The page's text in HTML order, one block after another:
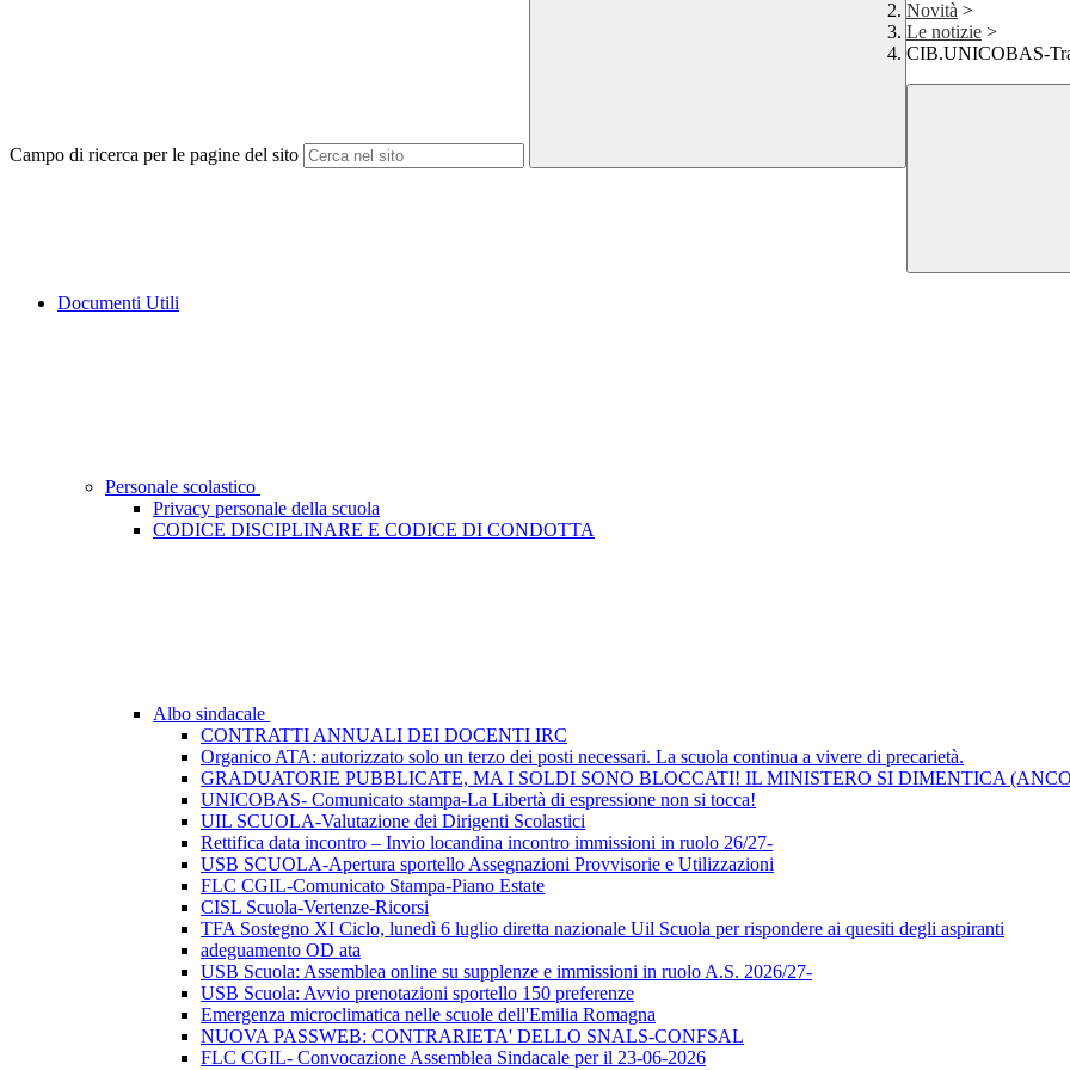
Campo di ricerca per le pagine del sito
Novità >
Le notizie >
CIB.UNICOBAS-
Documenti Utili
Personale scolastico
Privacy personale della scuola
CODICE DISCIPLINARE E CODICE DI CONDOTTA
Albo sindacale
CONTRATTI ANNUALI DEI DOCENTI IRC
Organico ATA: autorizzato solo un terzo dei posti necessari. La scuola continua a vivere di precarietà.
GRADUATORIE PUBBLICATE, MA I SOLDI SONO BLOCCATI! IL MINISTERO SI DIMENTICA
UNICOBAS- Comunicato stampa-La Libertà di espressione non si tocca!
UIL SCUOLA-Valutazione dei Dirigenti Scolastici
Rettifica data incontro – Invio locandina incontro immissioni in ruolo 26/27-
USB SCUOLA-Apertura sportello Assegnazioni Provvisorie e Utilizzazioni
FLC CGIL-Comunicato Stampa-Piano Estate
CISL Scuola-Vertenze-Ricorsi
TFA Sostegno XI Ciclo, lunedì 6 luglio diretta nazionale Uil Scuola per rispondere ai quesiti degli aspiranti
adeguamento OD ata
USB Scuola: Assemblea online su supplenze e immissioni in ruolo A.S. 2026/27-
USB Scuola: Avvio prenotazioni sportello 150 preferenze
Emergenza microclimatica nelle scuole dell'Emilia Romagna
NUOVA PASSWEB: CONTRARIETA' DELLO SNALS-CONFSAL
FLC CGIL- Convocazione Assemblea Sindacale per il 23-06-2026